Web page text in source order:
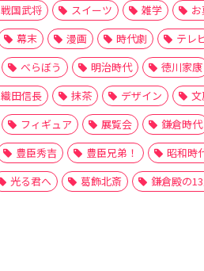
戦国武将
スイーツ 雑学
幕末
漫画 時代劇
テレ
べらぼう
明治時代
徳川家康
織田信長
抹茶 デザイン
フィギュア
展覧会
鎌倉時代
豊臣秀吉
豊臣兄弟！
昭和時
光る君へ
葛飾北斎 鎌倉殿の